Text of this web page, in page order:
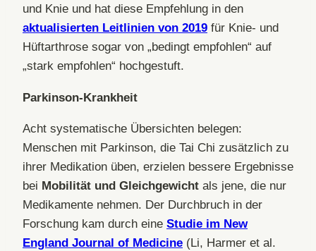
und Knie und hat diese Empfehlung in den
aktualisierten Leitlinien von 2019 für Knie- und
Hüftarthrose sogar von „bedingt empfohlen“ auf
„stark empfohlen“ hochgestuft.
Parkinson-Krankheit
Acht systematische Übersichten belegen:
Menschen mit Parkinson, die Tai Chi zusätzlich zu
ihrer Medikation üben, erzielen bessere Ergebnisse
bei Mobilität und Gleichgewicht als jene, die nur
Medikamente nehmen. Der Durchbruch in der
Forschung kam durch eine Studie im New
England Journal of Medicine (Li, Harmer et al.